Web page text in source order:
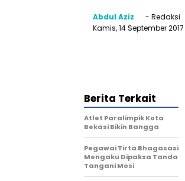
Abdul Aziz
- Redaksi
Kamis, 14 September 2017
Berita Terkait
Atlet Paralimpik Kota
Bekasi Bikin Bangga
Pegawai Tirta Bhagasasi
Mengaku Dipaksa Tanda
Tangani Mosi